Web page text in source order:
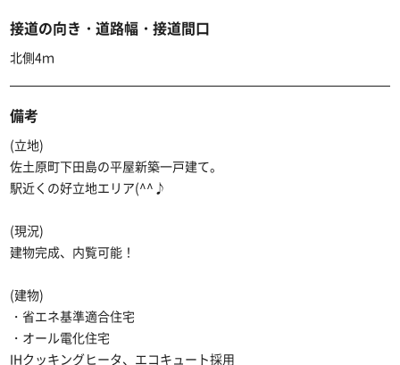
接道の向き・道路幅・接道間口
北側4ｍ
備考
(立地)
佐土原町下田島の平屋新築一戸建て。
駅近くの好立地エリア(^^♪
(現況)
建物完成、内覧可能！
(建物)
・省エネ基準適合住宅
・オール電化住宅
IHクッキングヒータ、エコキュート採用